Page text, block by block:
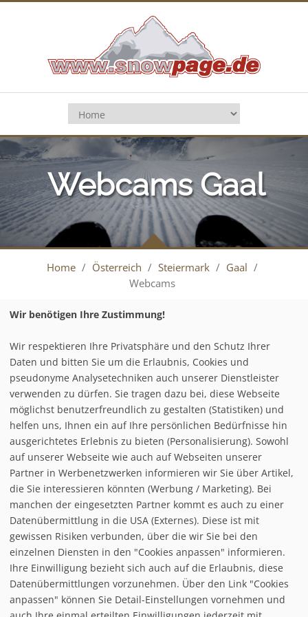
Webcams Gaal
Home / Österreich / Steiermark / Gaal /
Webcams
Wir benötigen Ihre Zustimmung!
Wir respektieren Ihre Privatsphäre und den Schutz Ihrer
Daten und bitten Sie um die Erlaubnis, Cookies und
pseudonyme Analysetechniken auch unserer Dienstleister
verwenden zu dürfen. Sie tragen dazu bei, diese Webseite
möglichst benutzerfreundlich zu gestalten (Statistiken) und
helfen uns, Ihnen ein auf Ihre persönlichen Bedürfnisse hin
ausgerichtetes Erlebnis zu bieten (Personalisierung). Sowohl
auf unserer Webseite wie auch auf Webseiten unserer
Partner in Werbenetzwerken informieren wir Sie über Artikel,
die Sie interessieren könnten (Werbung / Marketing). Bei
manchen der eingesetzten Partner kommt es auch zu einer
Datenübermittlung in die USA (Externes). Diese ist mit
gewissen Risiken verbunden, über die wir Sie bei den
einzelnen Diensten in den "Cookies anpassen" informieren.
Ihre Einwilligung bezieht sich auch auf die Erlaubnis, diese
Datenübermittlungen vorzunehmen. Über den Link "Cookies
anpassen" können Sie Detail-Einstellungen vornehmen und